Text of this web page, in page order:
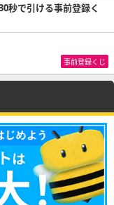
秒で引ける事前登録く
事前登録くじ